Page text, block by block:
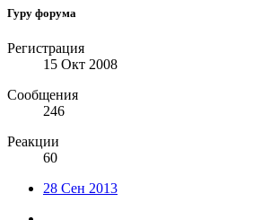
Гуру форума
Регистрация
15 Окт 2008
Сообщения
246
Реакции
60
28 Сен 2013